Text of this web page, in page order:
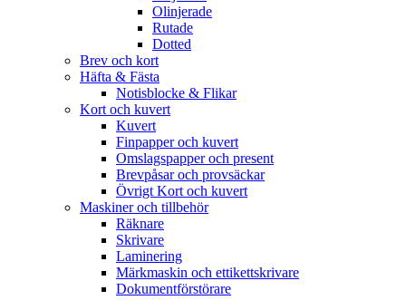
Olinjerade
Rutade
Dotted
Brev och kort
Häfta & Fästa
Notisblocke & Flikar
Kort och kuvert
Kuvert
Finpapper och kuvert
Omslagspapper och present
Brevpåsar och provsäckar
Övrigt Kort och kuvert
Maskiner och tillbehör
Räknare
Skrivare
Laminering
Märkmaskin och ettikettskrivare
Dokumentförstörare